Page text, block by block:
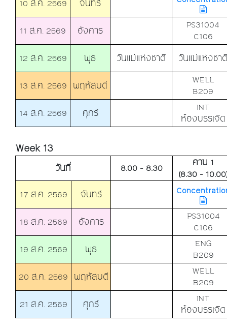
10 ส.ค. 2569
จันทร์
11 ส.ค. 2569 อังคาร
PS31004
C106
12 ส.ค. 2569
พุธ วันแม่แห่งชาติ วันแม่แห่งชาติ
13 ส.ค. 2569 พฤหัสบดี
WELL
B209
14 ส.ค. 2569
ศุกร์
INT
ห้องบรรเจิด
Week 13
วันที่ 8.00 - 8.30
คาบ 1
(8.30 -
17 ส.ค. 2569
จันทร์
18 ส.ค. 2569 อังคาร
PS31004
C106
19 ส.ค. 2569
พุธ
ENG
B209
20 ส.ค. 2569 พฤหัสบดี
WELL
B209
21 ส.ค. 2569
ศุกร์
INT
ห้องบรรเจิด